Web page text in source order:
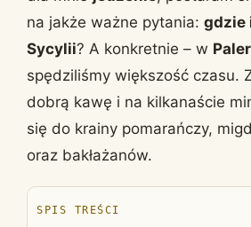
na jakże ważne pytania: gdzie
Sycylii? A konkretnie – w
spędziliśmy większość czasu.
dobrą kawę i na kilkanaście
się do krainy pomarańczy,
oraz bakłażanów.
SPIS TREŚCI